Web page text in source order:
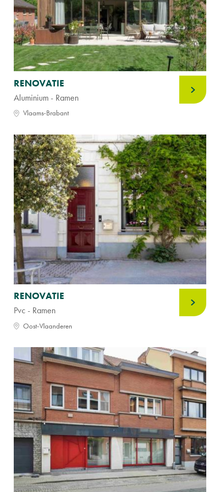
RENOVATIE
Aluminium - Ramen
Vlaams-Brabant
RENOVATIE
Pvc - Ramen
Oost-Vlaanderen